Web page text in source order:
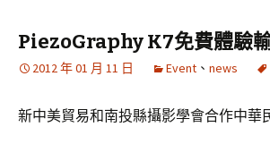
內
容
PiezoGraphy K7免費體驗
2012 年 01 月 11 日 Event 、 news
新中美貿易和南投縣攝影學會合作中華